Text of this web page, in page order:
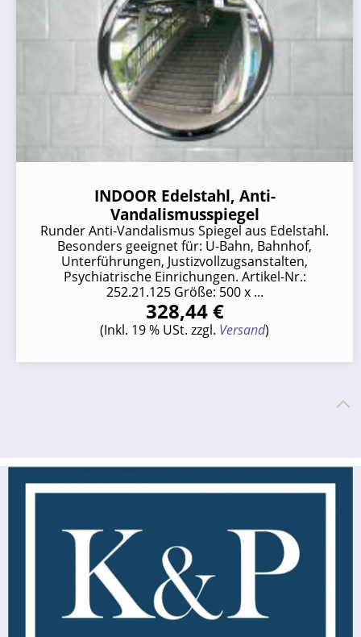
INDOOR Edelstahl, Anti-
Vandalismusspiegel
Runder Anti-Vandalismus Spiegel aus Edelstahl.
Besonders geeignet für: U-Bahn, Bahnhof,
Unterführungen, Justizvollzugsanstalten,
Psychiatrische Einrichungen. Artikel-Nr.:
252.21.125 Größe: 500 x ...
328,44 €
(Inkl. 19 % USt. zzgl. Versand)